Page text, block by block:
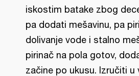
iskostim batake zbog
pa dodati mešavinu, pa
dolivanje vode i stalno
pirinač na pola gotov,
začine po ukusu. Izručiti u